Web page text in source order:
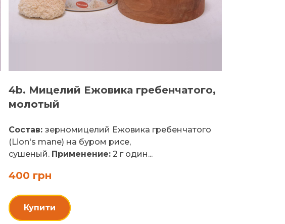
4b. Мицелий Ежовика гребенчатого,
молотый
Состав: зерномицелий Ежовика гребенчатого
(Lion's mane) на буром рисе,
сушеный. Применение:2 г один...
400 грн
Купити